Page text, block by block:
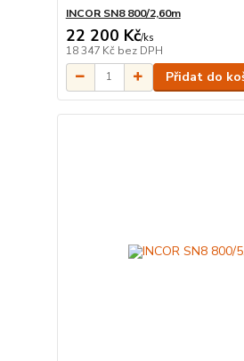
INCOR SN8 800/2,60m
22 200 Kč/ks
18 347 Kč bez DPH
Přidat do